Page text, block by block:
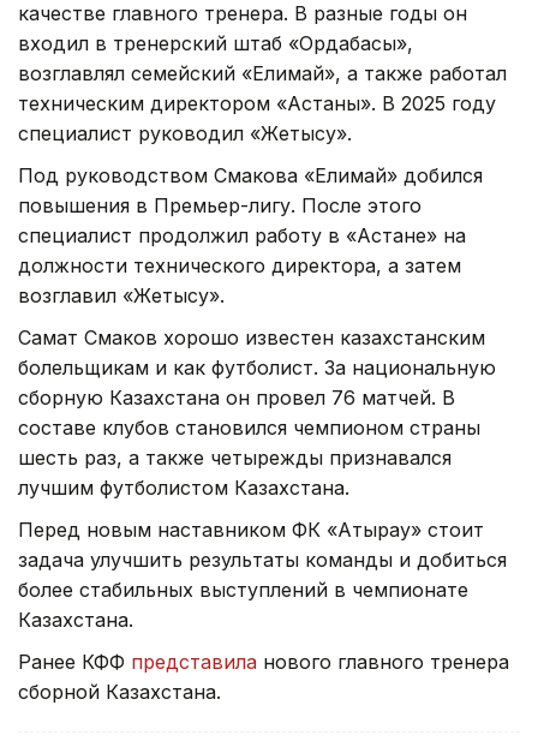
качестве главного тренера. В разные годы он
входил в тренерский штаб «Ордабасы»,
возглавлял семейский «Елимай», а также работал
техническим директором «Астаны». В 2025 году
специалист руководил «Жетысу».
Под руководством Смакова «Елимай» добился
повышения в Премьер-лигу. После этого
специалист продолжил работу в «Астане» на
должности технического директора, а затем
возглавил «Жетысу».
Самат Смаков хорошо известен казахстанским
болельщикам и как футболист. За национальную
сборную Казахстана он провел 76 матчей. В
составе клубов становился чемпионом страны
шесть раз, а также четырежды признавался
лучшим футболистом Казахстана.
Перед новым наставником ФК «Атырау» стоит
задача улучшить результаты команды и добиться
более стабильных выступлений в чемпионате
Казахстана.
Ранее КФФ представила нового главного тренера
сборной Казахстана.